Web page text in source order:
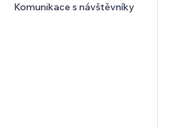
Komunikace s návštěvníky